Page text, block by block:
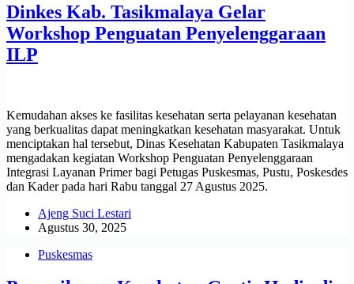
Dinkes Kab. Tasikmalaya Gelar
Workshop Penguatan Penyelenggaraan
ILP
Kemudahan akses ke fasilitas kesehatan serta pelayanan kesehatan
yang berkualitas dapat meningkatkan kesehatan masyarakat. Untuk
menciptakan hal tersebut, Dinas Kesehatan Kabupaten Tasikmalaya
mengadakan kegiatan Workshop Penguatan Penyelenggaraan
Integrasi Layanan Primer bagi Petugas Puskesmas, Pustu, Poskesdes
dan Kader pada hari Rabu tanggal 27 Agustus 2025.
Ajeng Suci Lestari
Agustus 30, 2025
Puskesmas